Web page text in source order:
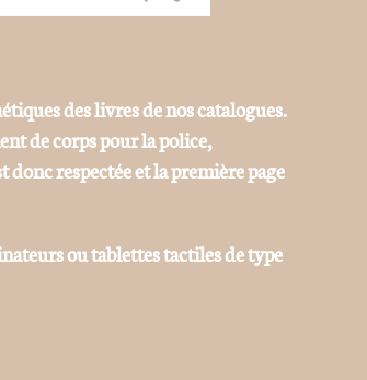
des livres de nos catalogues.
de corps pour la police,
respectée et la première page
ou tablettes tactiles de type